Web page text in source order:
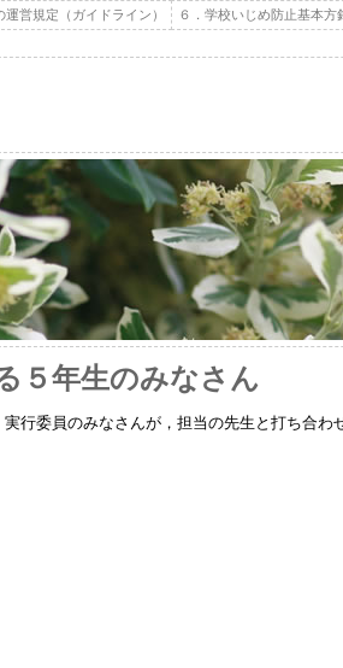
営規定（ガイドライン） ６．学校いじめ防止基本方
５年生のみなさん
行委員のみなさんが，担当の先生と打ち合わ